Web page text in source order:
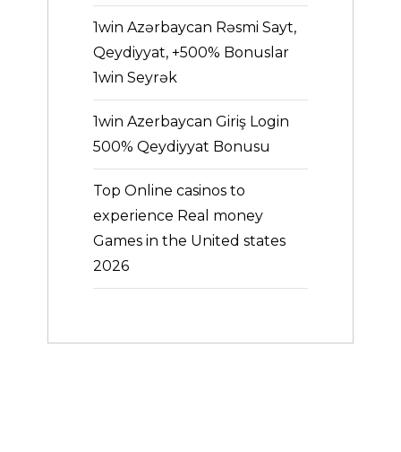
1win Azərbaycan Rəsmi Sayt,
Qeydiyyat, +500% Bonuslar
1win Seyrək
1win Azerbaycan Giriş Login
500% Qeydiyyat Bonusu
Top Online casinos to
experience Real money
Games in the United states
2026